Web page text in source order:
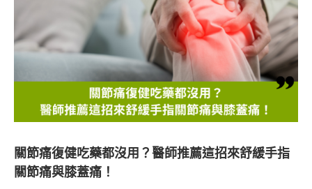
關節痛復健吃藥都沒用？醫師推薦這招來舒緩手指
關節痛與膝蓋痛！